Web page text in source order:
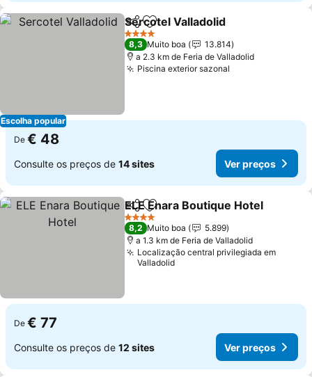
Escolha popular
PartilharAdicionar aos favoritos
Sercotel Valladolid
4 Estrelas
8,3 Muito boa
13.814
a 2.3 km de Feria de Valladolid
Piscina exterior sazonal
De € 48
Consulte os preços de 14 sites Ver preços
PartilharAdicionar aos favoritos
ELE Enara Boutique Hotel
4 Estrelas
8,2 Muito boa
5.899
a 1.3 km de Feria de Valladolid
Localização central privilegiada em
Valladolid
De € 77
Consulte os preços de 12 sites Ver preços